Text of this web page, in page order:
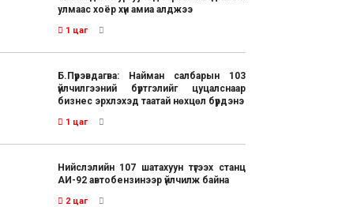
улмаас хоёр хүн амиа алджээ
1 цаг
Б.Пүрэвдагва: Найман салбарын 103
үйлчилгээний бүртгэлийг цуцалснаар
бизнес эрхлэхэд таатай нөхцөл бүрдэнэ
1 цаг
Нийслэлийн 107 шатахуун түгээх станц
АИ-92 автобензинээр үйлчилж байна
2 цаг